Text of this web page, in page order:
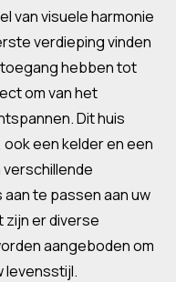
van visuele harmonie
verdieping vinden
hebben tot
om van het
Dit huis
een kelder en een
te passen aan uw
zijn er diverse
aangeboden om
levensstijl.